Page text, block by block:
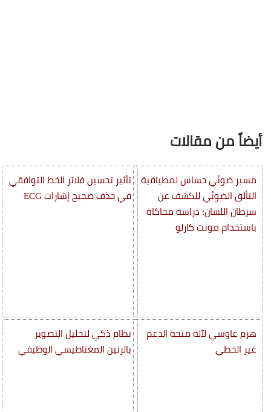
أيضاً من مقالات
مسبر ضوئي حساس لمطيافية
التألق الضوئي للكشف عن
سرطان اللسان: دراسة محاكاة
باستخدام مونت كارلو
هرم غاوسي لآلة متجه الدعم
غير الخطي
تأثير تحسين فلاتر الخط التوافقي
في حذف ضجيج إشارات ECG
نظام ذكي لتحليل التصوير
بالرنين المغناطيسي الوظيفي